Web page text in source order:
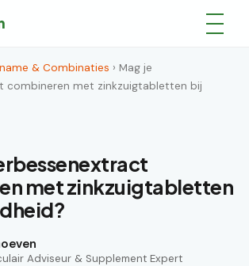
& Combinaties › Mag je
combineren met zinkzuigtabletten bij
met zinkzuigtabletten
Adviseur & Supplement Expert